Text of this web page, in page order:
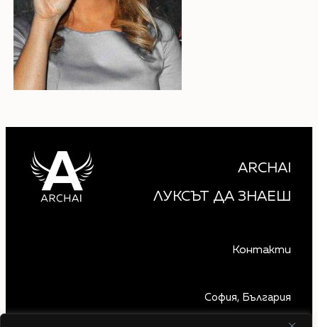
ARCHAI
ЛУКСЪТ ДА ЗНАЕШ
Контакти
София, България